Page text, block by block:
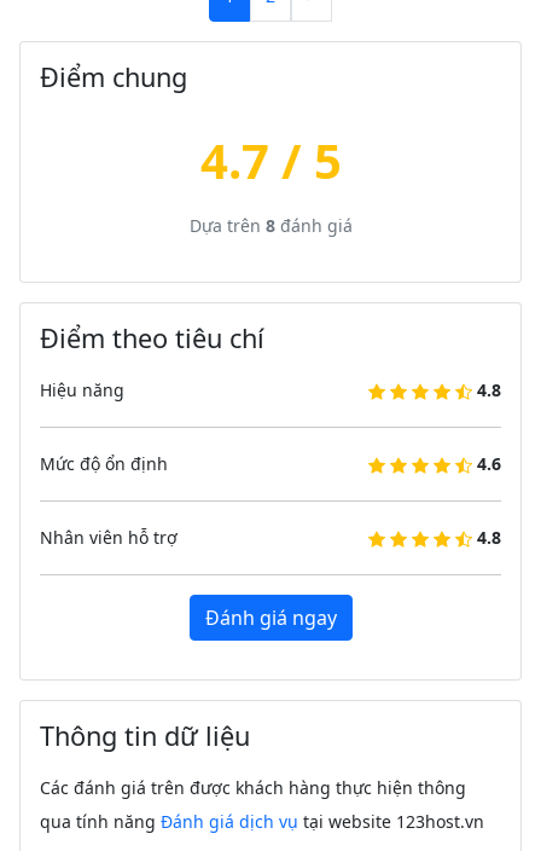
Điểm chung
4.7 / 5
Dựa trên 8đánh giá
Điểm theo tiêu chí
Hiệu năng 4.8
Mức độ ổn định 4.6
Nhân viên hỗ trợ 4.8
Đánh giá ngay
Thông tin dữ liệu
Các đánh giá trên được khách hàng thực hiện thông
qua tính năng Đánh giá dịch vụ tại website 123host.vn